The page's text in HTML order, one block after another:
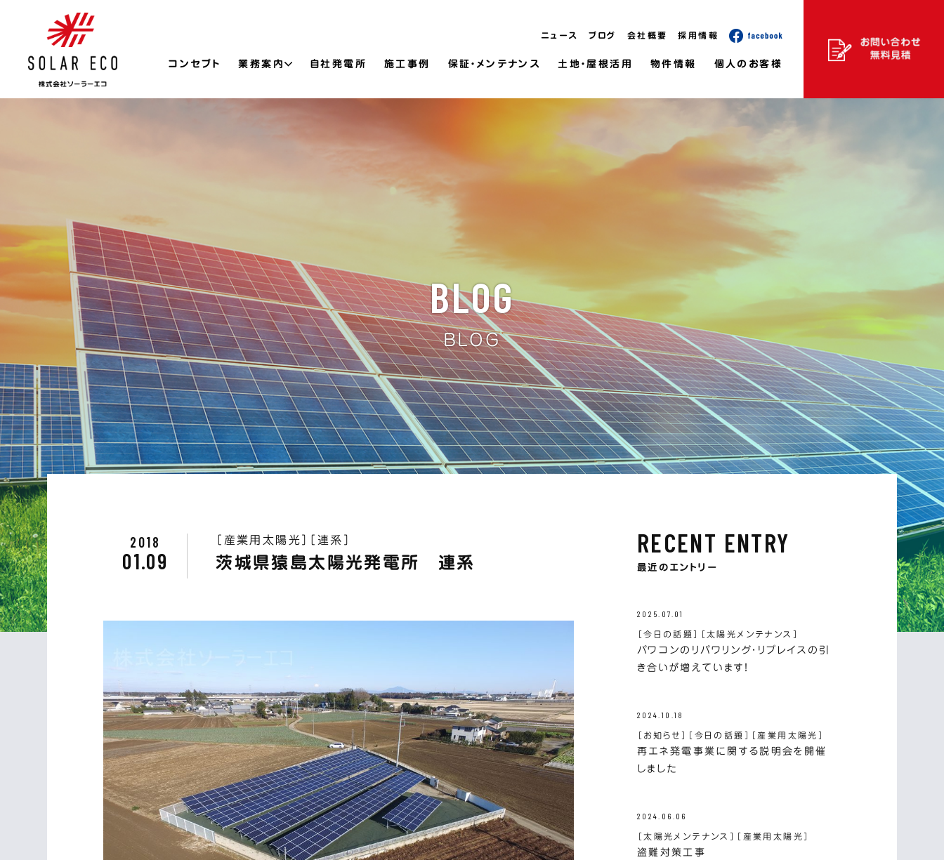
ニュース ブログ 会社概要 採用情報
コンセプト 業務案内 自社発電所 施工事例 保証・メンテナンス 土地・屋根活用 物件情報 個人のお客様
BLOG
BLOG
2018
01.09
［産業用太陽光］ ［連系］
茨城県猿島太陽光発電所 連系
RECENT ENTRY
最近のエントリー
2025.07.01
［今日の話題］ ［太陽光メンテナンス］
パワコンのリパワリング・リプレイスの引
き合いが増えています！
2024.10.18
［お知らせ］ ［今日の話題］ ［産業用太陽光］
再エネ発電事業に関する説明会を開催
しました
2024.06.06
［太陽光メンテナンス］ ［産業用太陽光］
盗難対策工事